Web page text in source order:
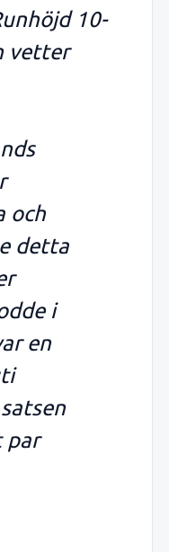
10-
vetter
och
detta
i
en
par